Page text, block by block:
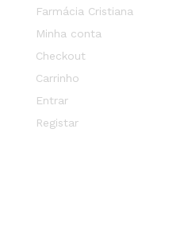
Farmácia Cristiana
Minha conta
Checkout
Carrinho
Entrar
Registar